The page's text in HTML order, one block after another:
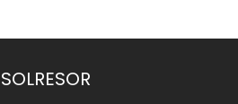
SOLRESOR